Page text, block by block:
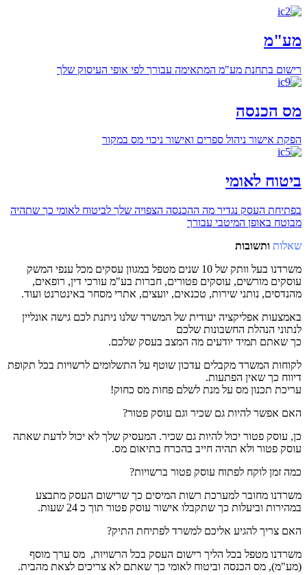
מע"מ
רישום בתחנת מע"מ המתאימה עבורך לפי אופי העיסוק שלך
מס הכנסה
הפקת אישור ניהול ספרים ואישור ניכוי מס במקור
ביטוח לאומי
בפתיחת העסק נגדיר מה ההכנסה הצפויה שלך לביטוח לאומי כך שתהיה
מבוטח באופן המיטבי עבורך
שאלות ותשובות
משרדנו בעל וותק של 10 שנים מטפל במגוון עסקים מכל ענפי המשק
עוסקים מורשים, עוסקים פטורים, חברות בע"מ עורכי דין, רופאים,
מהנדסים, נותני שירות, טכנאים, יועצים, אתרי מסחר באינטרנט ועוד.
באמצעות אפליקציה יעודית של המשרד שלנו ניתנת לכם גישה אונליין
לנתוני הנהלת החשבונות שלכם
כך שאתם תמיד יודעים מה המצב בעסק שלכם.
לקוחות המשרד מקבלים עדכון שוטף על התשלומים לרשויות בכל תקופת
דיווח כך שאין הפתעות.
עריכת תכנון מס על מנת לשלם פחות מס כחוק!
האם אפשר להיות גם שכיר וגם עוסק פטור?
כן, עוסק פטור יכול להיות גם שכיר. המעסיק שלך לא יכול לדעת שאתה
עוסק פטור ולא תהיה חייב בהכרח בתיאום מס.
כמה זמן לוקח לפתוח עוסק פטור ברשויות?
משרדנו מחובר למערכת רשות המיסים כך שרישום העסק מתבצע
במהירות וביעלות כך שתקבלו אישור עוסק פטור תוך כ 24 שעות.
האם צריך להגיע אליכם למשרד לפתיחת התיק?
משרדנו מטפל בכל הליך רישום העסק בכל הרשויות, מס ערך מוסף
(מע"מ), מס הכנסה וביטוח לאומי כך שאתם לא צריכים לצאת מהבית.